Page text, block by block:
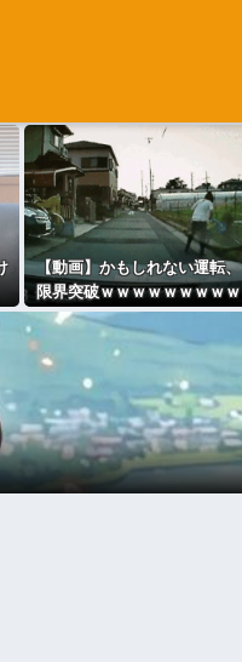
【動画】かもしれない運転、
限界突破ｗｗｗｗｗｗｗｗｗ